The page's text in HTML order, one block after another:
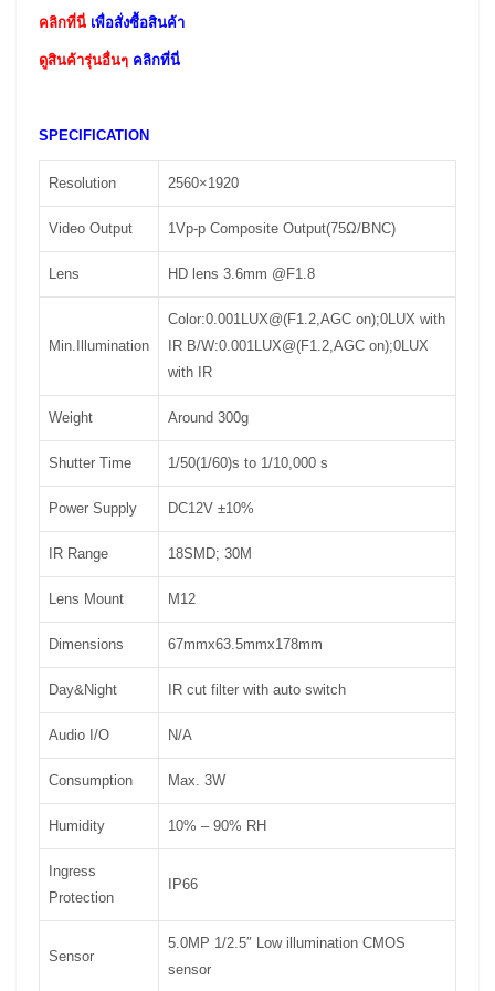
คลิกที่นี่ เพื่อสั่งซื้อสินค้า
ดูสินค้ารุ่นอื่นๆ คลิกที่นี่
SPECIFICATION
Resolution 2560×1920
Video Output 1Vp-p Composite Output(75Ω/BNC)
Lens HD lens 3.6mm @F1.8
Min.Illumination
Color:0.001LUX@(F1.2,AGC on);0LUX with
IR B/W:0.001LUX@(F1.2,AGC on);0LUX
with IR
Weight Around 300g
Shutter Time 1/50(1/60)s to 1/10,000 s
Power Supply DC12V ±10%
IR Range 18SMD; 30M
Lens Mount M12
Dimensions 67mmx63.5mmx178mm
Day&Night IR cut filter with auto switch
Audio I/O N/A
Consumption Max. 3W
Humidity 10% – 90% RH
Ingress
Protection
IP66
Sensor
5.0MP 1/2.5″ Low illumination CMOS
sensor